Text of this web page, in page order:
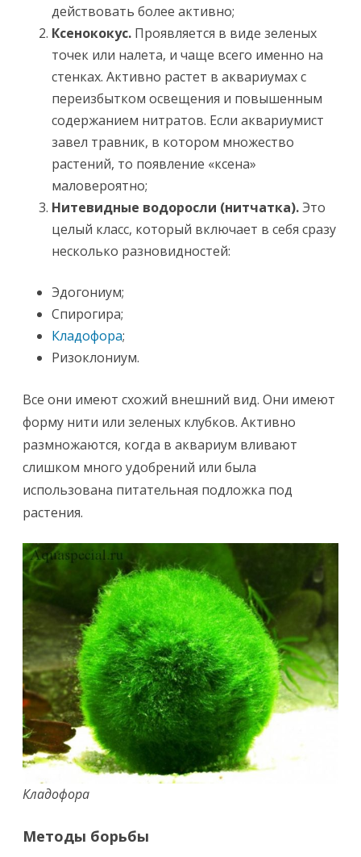
действовать более активно;
Ксенококус. Проявляется в виде зеленых
точек или налета, и чаще всего именно на
стенках. Активно растет в аквариумах с
переизбытком освещения и повышенным
содержанием нитратов. Если аквариумист
завел травник, в котором множество
растений, то появление «ксена»
маловероятно;
Нитевидные водоросли (нитчатка).Это
целый класс, который включает в себя сразу
несколько разновидностей:
Эдогониум;
Спирогира;
Кладофора;
Ризоклониум.
Все они имеют схожий внешний вид. Они имеют
форму нити или зеленых клубков. Активно
размножаются, когда в аквариум вливают
слишком много удобрений или была
использована питательная подложка под
растения.
Кладофора
Методы борьбы